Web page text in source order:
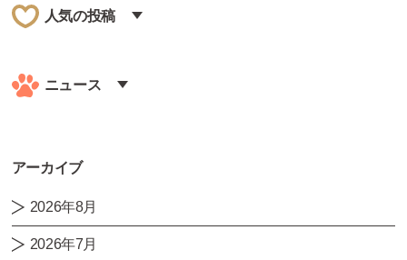
人気の投稿
ニュース
アーカイブ
2026年8月
2026年7月